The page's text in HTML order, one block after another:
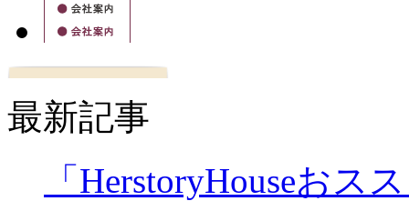
最新記事
「HerstoryHouseお